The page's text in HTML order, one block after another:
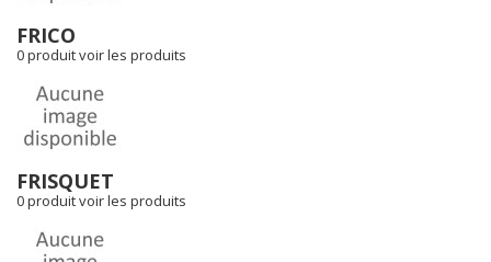
FRICO
0 produitvoir les produits
FRISQUET
0 produitvoir les produits